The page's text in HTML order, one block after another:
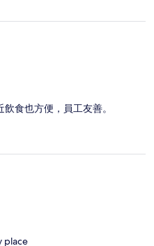
食也方便，員工友善。
place